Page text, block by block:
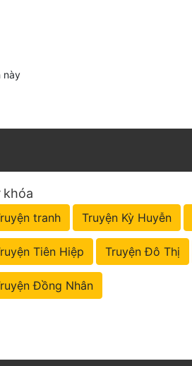
này
khóa
tranh Truyện Kỳ Huyễn
Tiên Hiệp Truyện Đô Thị
Đồng Nhân